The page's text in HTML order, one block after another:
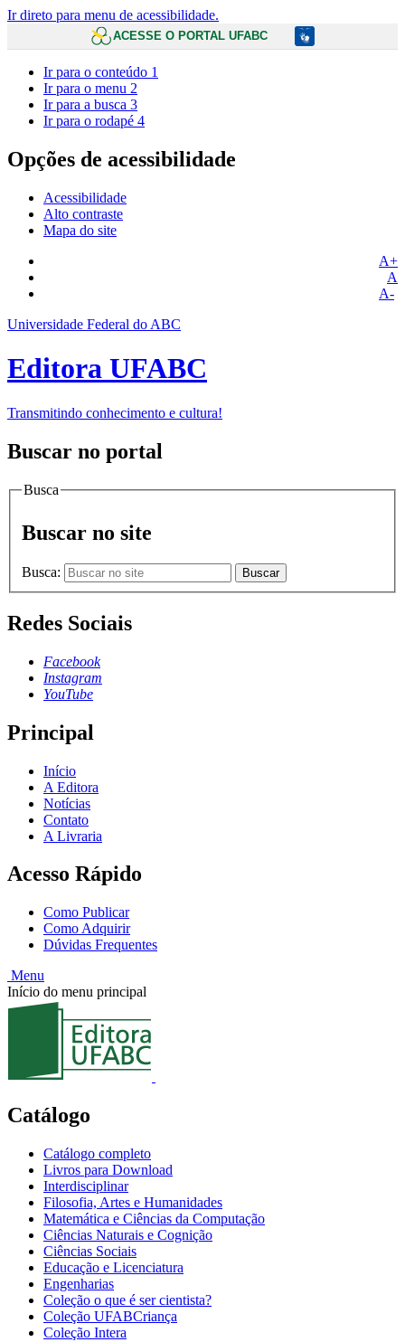
Ir direto para menu de acessibilidade.
ACESSE O PORTAL UFABC
Ir para o conteúdo 1
Ir para o menu 2
Ir para a busca 3
Ir para o rodapé 4
Opções de acessibilidade
Acessibilidade
Alto contraste
Mapa do site
A+
A
A-
Universidade Federal do ABC
Editora UFABC
Transmitindo conhecimento e cultura!
Buscar no portal
Busca
Buscar no site
Busca: Buscar
Redes Sociais
Facebook
Instagram
YouTube
Principal
Início
A Editora
Notícias
Contato
A Livraria
Acesso Rápido
Como Publicar
Como Adquirir
Dúvidas Frequentes
Menu
Início do menu principal
Catálogo
Catálogo completo
Livros para Download
Interdisciplinar
Filosofia, Artes e Humanidades
Matemática e Ciências da Computação
Ciências Naturais e Cognição
Ciências Sociais
Educação e Licenciatura
Engenharias
Coleção o que é ser cientista?
Coleção UFABCriança
Coleção Intera